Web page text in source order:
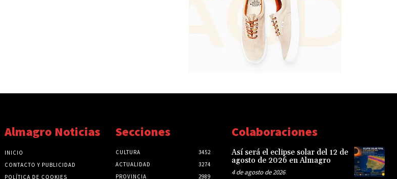
Almagro Noticias
INICIO
CONTACTO Y PUBLICIDAD
POLÍTICA DE COOKIES
Secciones
CULTURA
3452
ACTUALIDAD
3274
PROVINCIA
2989
Colaboraciones
Así será el eclipse solar del 12 de
agosto de 2026 en Almagro
4 de agosto de 2026